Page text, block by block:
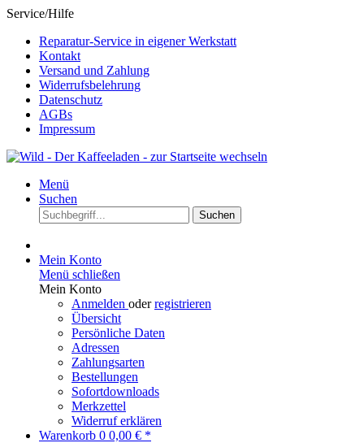
Service/Hilfe
Reparatur-Service in eigener Werkstatt
Kontakt
Versand und Zahlung
Widerrufsbelehrung
Datenschutz
AGBs
Impressum
Menü
Suchen
Suchen
Mein Konto
Menü schließen
Mein Konto
Anmelden oderregistrieren
Übersicht
Persönliche Daten
Adressen
Zahlungsarten
Bestellungen
Sofortdownloads
Merkzettel
Widerruf erklären
Warenkorb 0 0,00 € *